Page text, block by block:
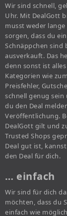
Wir sind schnell,
Uhr. Mit DealGott
musst weder
sorgen, dass du
Schnäppchen
ausverkauft. Das
denn sonst ist
Kategorien wie
Preisfehler,
schnell genug
du den Deal
Veröffentlichung.
DealGott gilt und
Trusted Shops
Deal gut ist,
den Deal für dich.
… einfach
Wir sind für dich
möchten, dass du
einfach wie